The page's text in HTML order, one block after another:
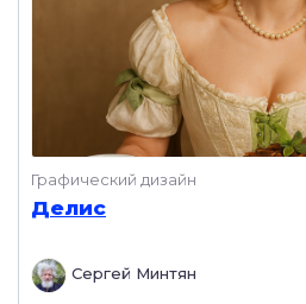
Графический дизайн
Делис
Сергей Минтян